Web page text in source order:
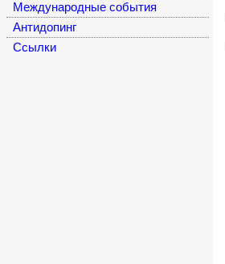
Международные события
Антидопинг
Cсылки